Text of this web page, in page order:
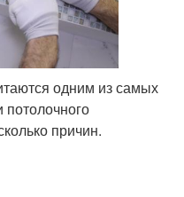
одним из самых
потолочного
причин.